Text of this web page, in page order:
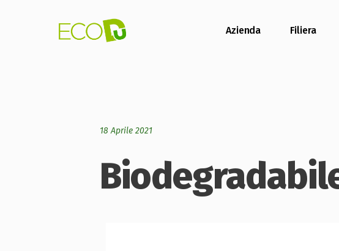
Azienda Filiera
18 Aprile 2021